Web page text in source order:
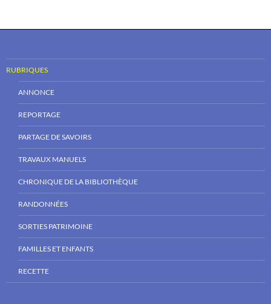
RUBRIQUES
ANNONCE
REPORTAGE
PARTAGE DE SAVOIRS
TRAVAUX MANUELS
CHRONIQUE DE LA BIBLIOTHÈQUE
RANDONNÉES
SORTIES PATRIMOINE
FAMILLES ET ENFANTS
RECETTE